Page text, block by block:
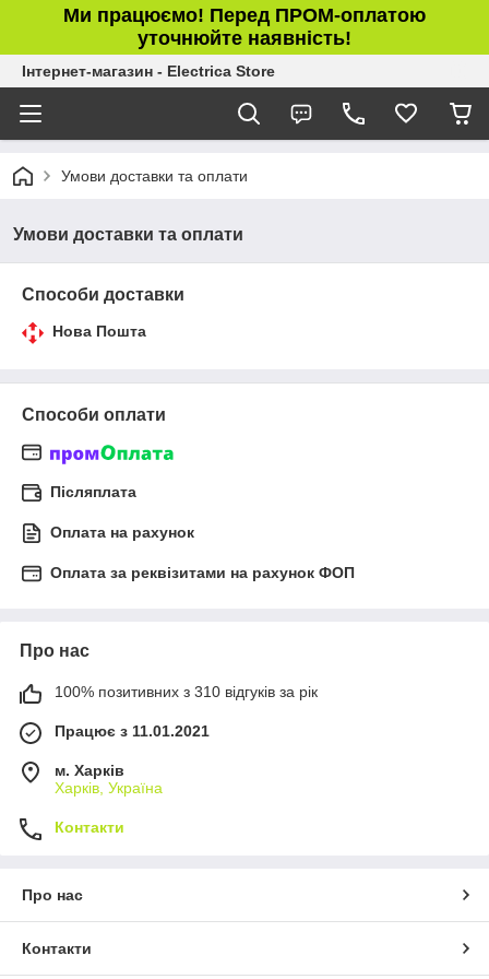
Ми працюємо! Перед ПРОМ-оплатою
уточнюйте наявність!
Інтернет-магазин - Electrica Store
Умови доставки та оплати
Умови доставки та оплати
Способи доставки
Нова Пошта
Способи оплати
Післяплата
Оплата на рахунок
Оплата за реквізитами на рахунок ФОП
Про нас
100% позитивних з 310 відгуків за рік
Працює з 11.01.2021
м. Харків
Харків, Україна
Контакти
Про нас
Контакти